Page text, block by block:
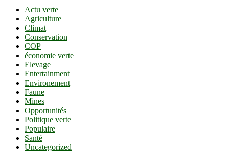
Actu verte
Agriculture
Climat
Conservation
COP
économie verte
Elevage
Entertainment
Environement
Faune
Mines
Opportunités
Politique verte
Populaire
Santé
Uncategorized